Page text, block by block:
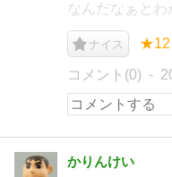
なんだなぁとわ
ナイス ★12
コメント(0)
かりんけい